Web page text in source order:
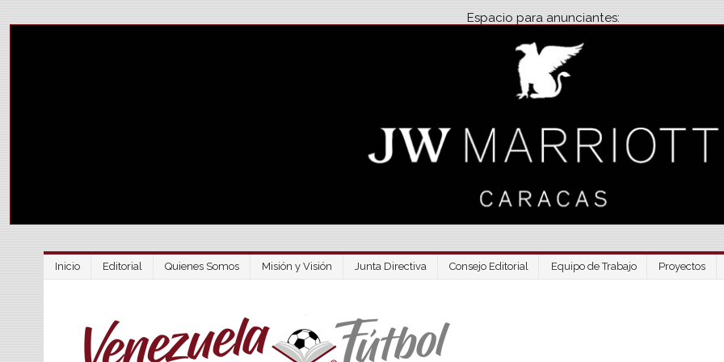
Espacio para anunciantes:
Inicio Editorial Quienes Somos Misión y Visión Junta Directiva Consejo Editorial Equipo de Trabajo Proyectos